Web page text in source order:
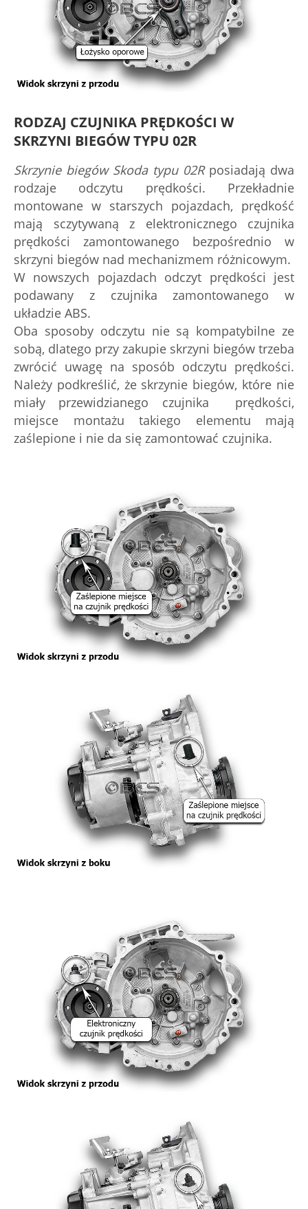
RODZAJ CZUJNIKA PRĘDKOŚCI W
SKRZYNI BIEGÓW TYPU 02R
Skrzynie biegów Skoda typu 02Rposiadają dwa
rodzaje odczytu prędkości. Przekładnie
montowane w starszych pojazdach, prędkość
mają sczytywaną z elektronicznego czujnika
prędkości zamontowanego bezpośrednio w
skrzyni biegów nad mechanizmem różnicowym.
W nowszych pojazdach odczyt prędkości jest
podawany z czujnika zamontowanego w
układzie ABS.
Oba sposoby odczytu nie są kompatybilne ze
sobą, dlatego przy zakupie skrzyni biegów trzeba
zwrócić uwagę na sposób odczytu prędkości.
Należy podkreślić, że skrzynie biegów, które nie
miały przewidzianego czujnika prędkości,
miejsce montażu takiego elementu mają
zaślepione i nie da się zamontować czujnika.